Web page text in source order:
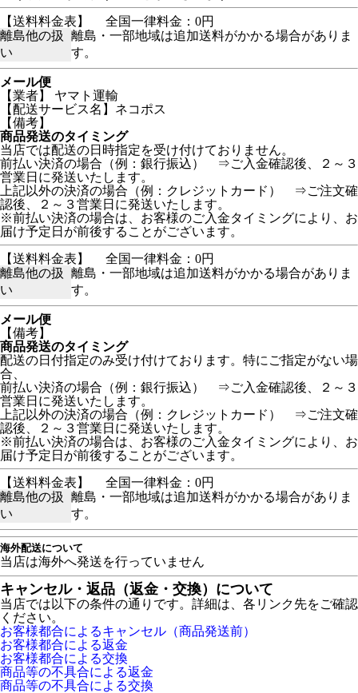
【送料料金表】
全国一律料金：0円
離島他の扱
い
離島・一部地域は追加送料がかかる場合がありま
す。
メール便
【業者】 ヤマト運輸
【配送サービス名】ネコポス
【備考】
商品発送のタイミング
当店では配送の日時指定を受け付けておりません。
前払い決済の場合（例：銀行振込） ⇒ご入金確認後、２～３
営業日に発送いたします。
上記以外の決済の場合（例：クレジットカード） ⇒ご注文確
認後、２～３営業日に発送いたします。
※前払い決済の場合は、お客様のご入金タイミングにより、お
届け予定日が前後することがございます。
【送料料金表】
全国一律料金：0円
離島他の扱
い
離島・一部地域は追加送料がかかる場合がありま
す。
メール便
【備考】
商品発送のタイミング
配送の日付指定のみ受け付けております。特にご指定がない場
合、
前払い決済の場合（例：銀行振込） ⇒ご入金確認後、２～３
営業日に発送いたします。
上記以外の決済の場合（例：クレジットカード） ⇒ご注文確
認後、２～３営業日に発送いたします。
※前払い決済の場合は、お客様のご入金タイミングにより、お
届け予定日が前後することがございます。
【送料料金表】
全国一律料金：0円
離島他の扱
い
離島・一部地域は追加送料がかかる場合がありま
す。
海外配送について
当店は海外へ発送を行っていません
キャンセル・返品（返金・交換）について
当店では以下の条件の通りです。詳細は、各リンク先をご確認
ください。
お客様都合によるキャンセル（商品発送前）
お客様都合による返金
お客様都合による交換
商品等の不具合による返金
商品等の不具合による交換